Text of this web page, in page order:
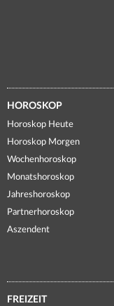
HOROSKOP
Horoskop Heute
Horoskop Morgen
Wochenhoroskop
Monatshoroskop
Jahreshoroskop
Partnerhoroskop
Aszendent
FREIZEIT